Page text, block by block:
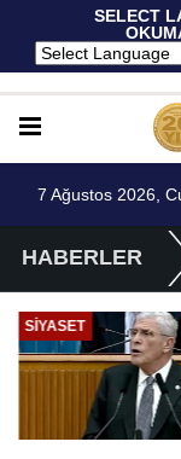
SELECT
7 Ağustos 2026,
HABERLER
SIYASET